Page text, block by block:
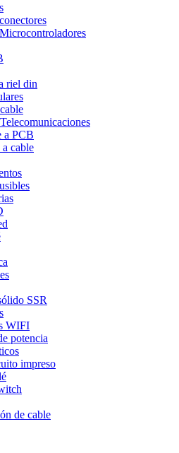
riel din
a PCB
cable
SSR
WIFI
potencia
impreso
de cable